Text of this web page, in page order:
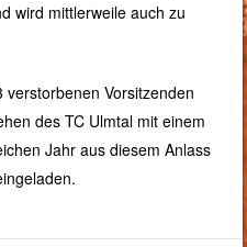
wird mittlerweile auch zu
Vorsitzenden
des TC Ulmtal mit einem
Jahr aus diesem Anlass